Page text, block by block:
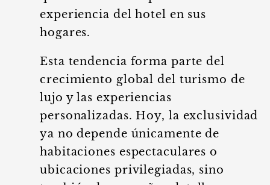
experiencia del hotel en sus
hogares.
Esta tendencia forma parte del
crecimiento global del turismo de
lujo y las experiencias
personalizadas. Hoy, la exclusividad
ya no depende únicamente de
habitaciones espectaculares o
ubicaciones privilegiadas, sino